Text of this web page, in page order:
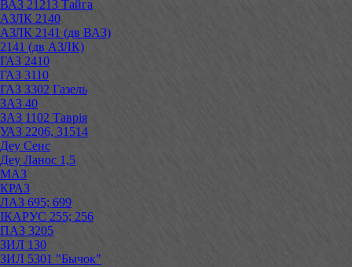
ВАЗ 21213 Тайга
АЗЛК 2140
АЗЛК 2141 (дв ВАЗ)
2141 (дв АЗЛК)
ГАЗ 2410
ГАЗ 3110
ГАЗ 3302 Газель
ЗАЗ 40
ЗАЗ 1102 Таврія
УАЗ 2206, 31514
Деу Сенс
Деу Ланос 1,5
МАЗ
КРАЗ
ЛАЗ 695; 699
ІКАРУС 255; 256
ПАЗ 3205
ЗИЛ 130
ЗИЛ 5301 "Бычок"